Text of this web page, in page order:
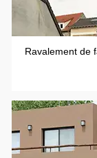
Ravalement de